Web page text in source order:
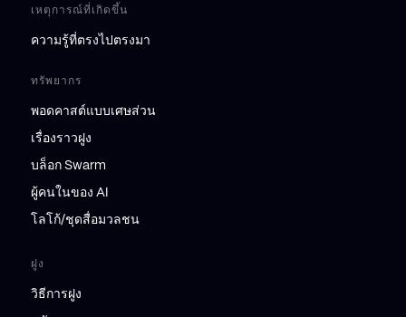
เหตุการณ์ที่เกิดขึ้น
ความรู้ที่ตรงไปตรงมา
ทรัพยากร
พอดคาสต์แบบเศษส่วน
เรื่องราวฝูง
บล็อก Swarm
ผู้คนในของ AI
โลโก้/ชุดสื่อมวลชน
ฝูง
วิธีการฝูง